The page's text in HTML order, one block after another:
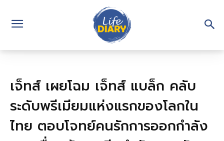
เจ็ทส์ เผยโฉม เจ็ทส์ แบล็ก คลับ
ระดับพรีเมียมแห่งแรกของโลกใน
ไทย ตอบโจทย์คนรักการออกกำลัง